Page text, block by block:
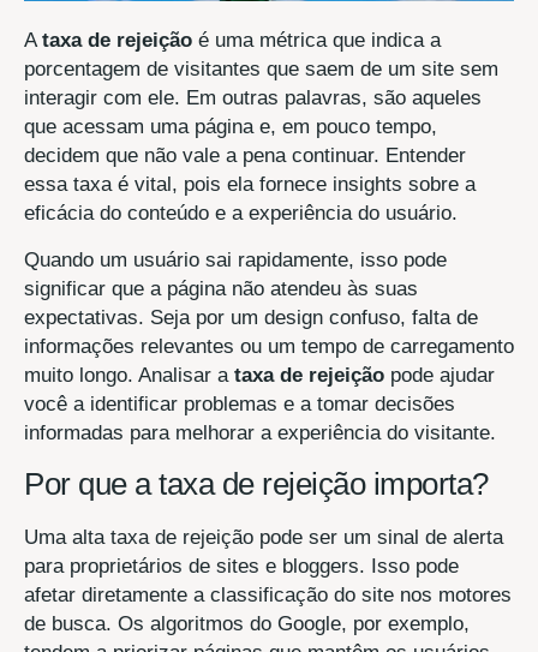
Ataxa de rejeição é uma métrica que indica a
porcentagem de visitantes que saem de um site sem
interagir com ele. Em outras palavras, são aqueles
que acessam uma página e, em pouco tempo,
decidem que não vale a pena continuar. Entender
essa taxa é vital, pois ela fornece insights sobre a
eficácia do conteúdo e a experiência do usuário.
Quando um usuário sai rapidamente, isso pode
significar que a página não atendeu às suas
expectativas. Seja por um design confuso, falta de
informações relevantes ou um tempo de carregamento
muito longo. Analisar a taxa de rejeição pode ajudar
você a identificar problemas e a tomar decisões
informadas para melhorar a experiência do visitante.
Por que a taxa de rejeição importa?
Uma alta taxa de rejeição pode ser um sinal de alerta
para proprietários de sites e bloggers. Isso pode
afetar diretamente a classificação do site nos motores
de busca. Os algoritmos do Google, por exemplo,